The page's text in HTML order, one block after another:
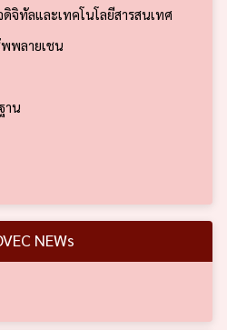
จิทัลและเทคโนโลยีสารสนเทศ
พลายเชน
าน
NEWs